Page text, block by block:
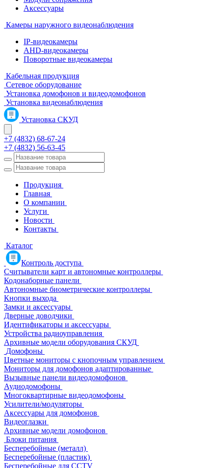
Аксессуары
Камеры наружного видеонаблюдения
IP-видеокамеры
AHD-видеокамеры
Поворотные видеокамеры
Кабельная продукция
Сетевое оборудование
Установка домофонов и видеодомофонов
Установка видеонаблюдения
Установка СКУД
+7 (4832) 68-67-24
+7 (4832) 56-63-45
Продукция
Главная
О компании
Услуги
Новости
Контакты
Каталог
Контроль доступа
Считыватели карт и автономные контроллеры
Кодонаборные панели
Автономные биометрические контроллеры
Кнопки выхода
Замки и аксессуары
Дверные доводчики
Идентификаторы и аксессуары
Устройства радиоуправления
Архивные модели оборудования СКУД
Домофоны
Цветные мониторы с кнопочным управлением
Мониторы для домофонов адаптированные
Вызывные панели видеодомофонов
Аудиодомофоны
Многоквартирные видеодомофоны
Усилители/модуляторы
Аксессуары для домофонов
Видеоглазки
Архивные модели домофонов
Блоки питания
Бесперебойные (металл)
Бесперебойные (пластик)
Бесперебойные для CCTV